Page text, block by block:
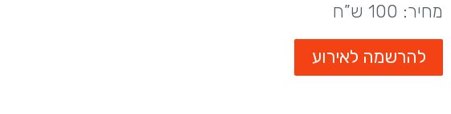
מחיר: 100 ש”ח
להרשמה לאירוע